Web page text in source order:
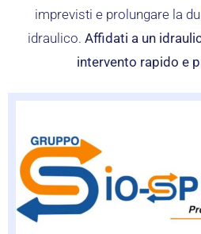
imprevisti e prolungare la
idraulico. Affidati a un
intervento rapido e